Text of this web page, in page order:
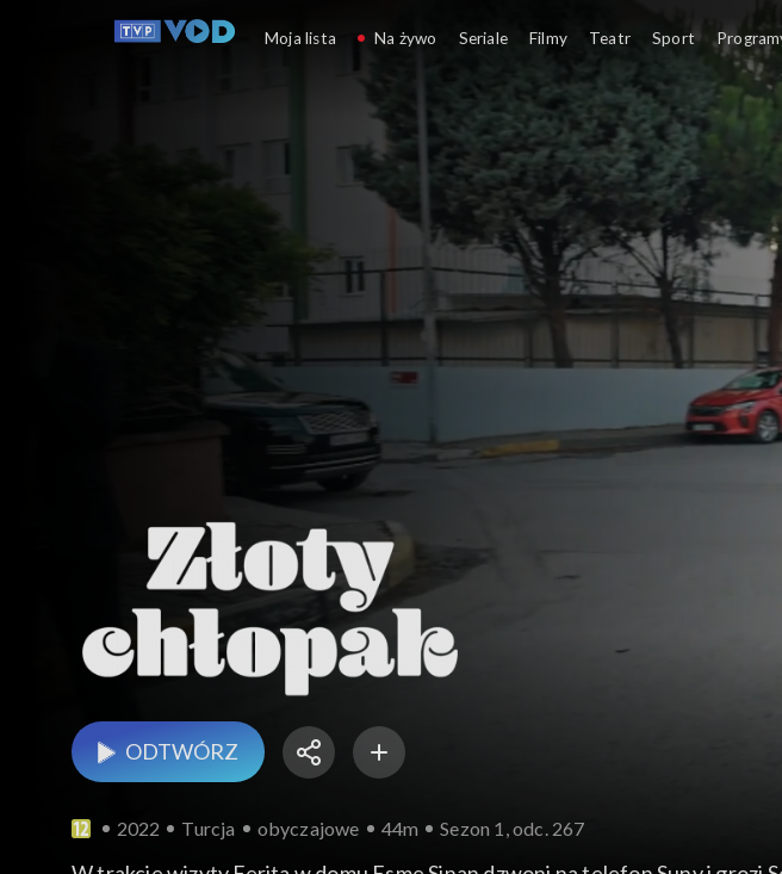
ODTWÓRZ
2022 Turcja obyczajowe 44m Sezon 1, odc. 267
Moja lista Na żywo Seriale Filmy Teatr Sport